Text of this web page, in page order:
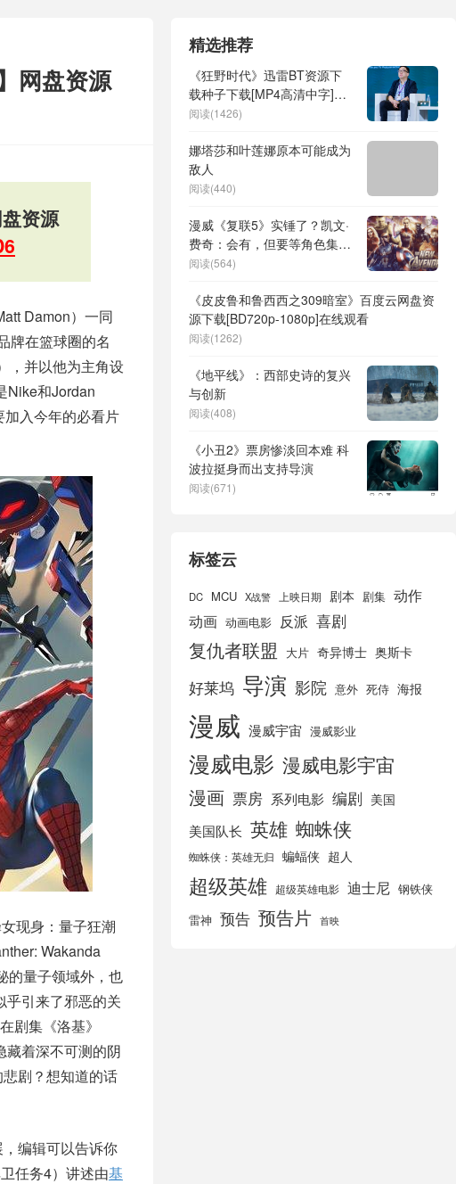
网盘资源
资源
Damon）一同
牌在篮球圈的名
，并以他为主角设
Nike和Jordan
入今年的必看片
现身：量子狂潮
Wakanda
的量子领域外，也
乎引来了邪恶的关
剧集《洛基》
藏着深不可测的阴
剧？想知道的话
编辑可以告诉你
任务4）讲述由基
精选推荐
《狂野时代》迅雷BT资源下
载种子下载[MP4高清中字]百
度云网盘
阅读(1426)
娜塔莎和叶莲娜原本可能成为
敌人
阅读(440)
漫威《复联5》实锤了？凯文·
费奇：会有，但要等角色集结
完才行！
阅读(564)
《皮皮鲁和鲁西西之309暗室》百度云网盘资
源下载[BD720p-1080p]在线观看
阅读(1262)
《地平线》：西部史诗的复兴
与创新
阅读(408)
《小丑2》票房惨淡回本难 科
波拉挺身而出支持导演
阅读(671)
标签云
DC MCU X战警 上映日期 剧本 剧集 动作
动画 动画电影 反派 喜剧
复仇者联盟 大片 奇异博士 奥斯卡
好莱坞 导演 影院 意外 死侍 海报
漫威 漫威宇宙 漫威影业
漫威电影 漫威电影宇宙
漫画 票房 系列电影 编剧 美国
美国队长 英雄 蜘蛛侠
蜘蛛侠：英雄无归 蝙蝠侠 超人
超级英雄 超级英雄电影 迪士尼 钢铁侠
雷神 预告 预告片 首映